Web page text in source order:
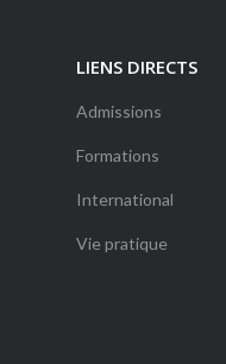
LIENS DIRECTS
Admissions
Formations
International
Vie pratique